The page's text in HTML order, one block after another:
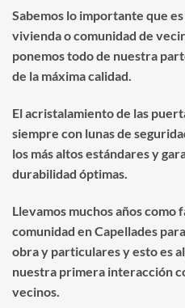
Sabemos lo importante que
vivienda o comunidad de
ponemos todo de nuestra
de la máxima calidad.
El acristalamiento de las
siempre con lunas de
los más altos estándares y
durabilidad óptimas.
Llevamos muchos años como
comunidad en Capellades
obra y particulares y esto es
nuestra primera interacción
vecinos.